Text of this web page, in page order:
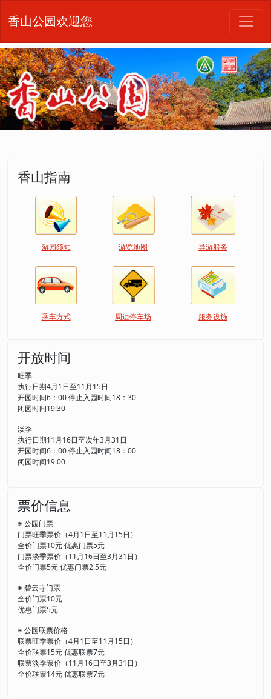
香山公园欢迎您
香山指南
游园须知 游览地图 导游服务
乘车方式 周边停车场 服务设施
开放时间
旺季
执行日期4月1日至11月15日
开园时间6：00 停止入园时间18：30
闭园时间19:30
淡季
执行日期11月16日至次年3月31日
开园时间6：00 停止入园时间18：00
闭园时间19:00
票价信息
※ 公园门票
门票旺季票价（4月1日至11月15日）
全价门票10元 优惠门票5元
门票淡季票价（11月16日至3月31日）
全价门票5元 优惠门票2.5元
※ 碧云寺门票
全价门票10元
优惠门票5元
※ 公园联票价格
联票旺季票价（4月1日至11月15日）
全价联票15元 优惠联票7元
联票淡季票价（11月16日至3月31日）
全价联票14元 优惠联票7元